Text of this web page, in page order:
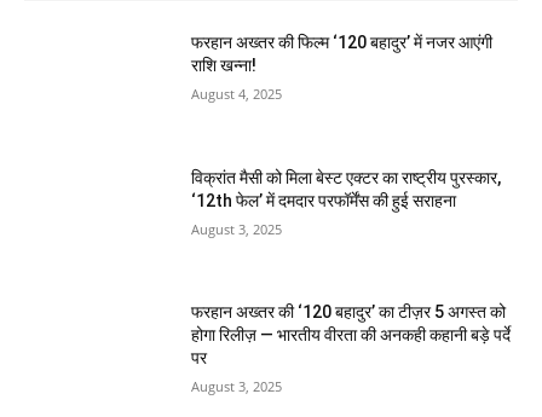
फरहान अख्तर की फिल्म ‘120 बहादुर’ में नजर आएंगी
राशि खन्ना!
August 4, 2025
विक्रांत मैसी को मिला बेस्ट एक्टर का राष्ट्रीय पुरस्कार,
‘12th फेल’ में दमदार परफॉर्मेंस की हुई सराहना
August 3, 2025
फरहान अख्तर की ‘120 बहादुर’ का टीज़र 5 अगस्त को
होगा रिलीज़ — भारतीय वीरता की अनकही कहानी बड़े पर्दे
पर
August 3, 2025